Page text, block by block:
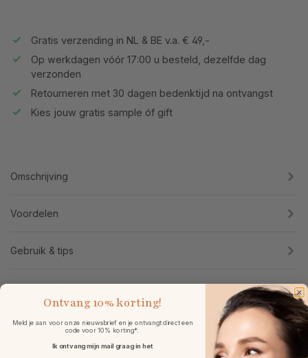
Gratis verzending in NL & BE v.a. € 49,-
Op werkdagen vóór 17:00 u besteld, dezelfde dag
verzonden
Retourneren met 30 dagen bedenktijd na ontvangst
Kies jouw gratis sample óf gift
Omschrijving
Voordelen
Gebruik & tips
Ingrediënten
Specificaties
Ontvang 10% korting!
Meld je aan voor onze nieuwsbrief en je ontvangt direct een
code voor 10% korting*.
Ik ontvang mijn mail graag in het